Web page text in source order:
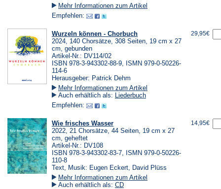
Mehr Informationen zum Artikel
Empfehlen:
Wurzeln können - Chorbuch
2024, 140 Chorsätze, 308 Seiten, 19 cm x 27
cm, gebunden
Artikel-Nr.: DV114/02
ISBN 978-3-943302-88-9, ISMN 979-0-50226-
114-6
Herausgeber: Patrick Dehm
Mehr Informationen zum Artikel
Auch erhältlich als: Liederbuch
Empfehlen:
29,95€
Wie frisches Wasser
2022, 21 Chorsätze, 44 Seiten, 19 cm x 27
cm, geheftet
Artikel-Nr.: DV108
ISBN 978-3-943302-83-7, ISMN 979-0-50226-
110-8
Text, Musik: Eugen Eckert, David Plüss
Mehr Informationen zum Artikel
Auch erhältlich als: CD
14,95€